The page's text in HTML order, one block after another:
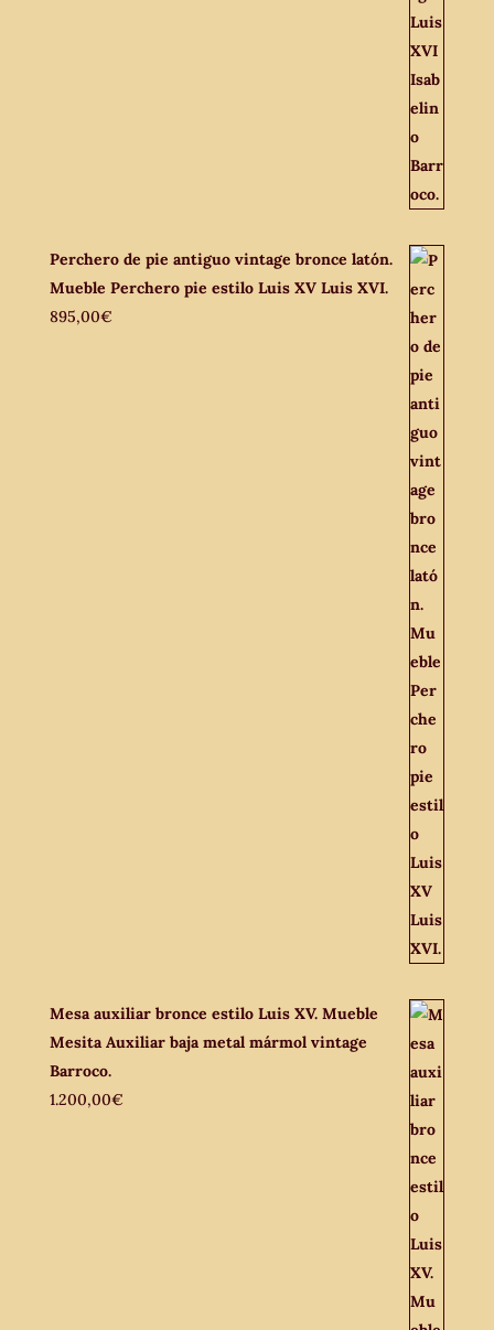
Perchero de pie antiguo vintage bronce latón.
Mueble Perchero pie estilo Luis XV Luis XVI.
895,00€
Mesa auxiliar bronce estilo Luis XV. Mueble
Mesita Auxiliar baja metal mármol vintage
Barroco.
1.200,00€